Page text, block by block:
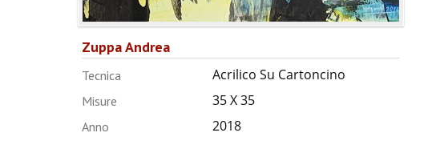
Zuppa Andrea
Tecnica Acrilico Su Cartoncino
Misure 35 X 35
Anno 2018